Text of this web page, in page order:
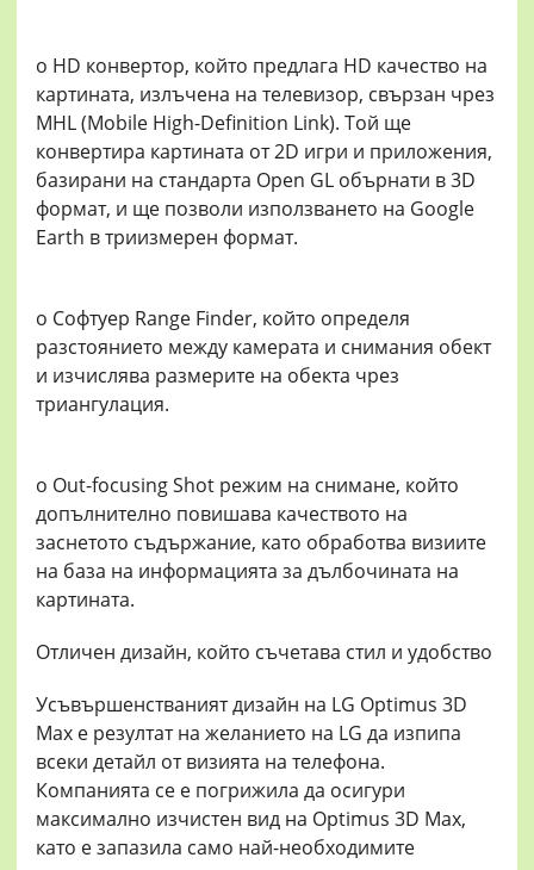
o HD конвертор, който предлага HD качество на
картината, излъчена на телевизор, свързан чрез
MHL (Mobile High-Definition Link). Той ще
конвертира картината от 2D игри и приложения,
базирани на стандарта Open GL обърнати в 3D
формат, и ще позволи използването на Google
Earth в триизмерен формат.
o Софтуер Range Finder, който определя
разстоянието между камерата и снимания обект
и изчислява размерите на обекта чрез
триангулация.
o Out-focusing Shot режим на снимане, който
допълнително повишава качеството на
заснетото съдържание, като обработва визиите
на база на информацията за дълбочината на
картината.
Отличен дизайн, който съчетава стил и удобство
Усъвършенстваният дизайн на LG Optimus 3D
Max е резултат на желанието на LG да изпипа
всеки детайл от визията на телефона.
Компанията се е погрижила да осигури
максимално изчистен вид на Optimus 3D Max,
като е запазила само най-необходимите